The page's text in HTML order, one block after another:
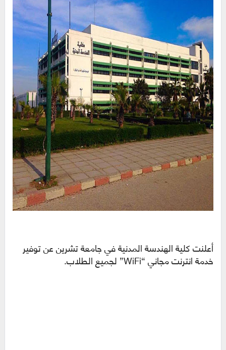
أعلنت كلية الهندسة المدنية في جامعة تشرين عن توفير
خدمة انترنت مجاني “WiFi” لجميع الطلاب.